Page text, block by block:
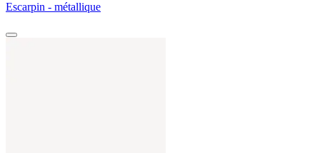
Escarpin - métallique